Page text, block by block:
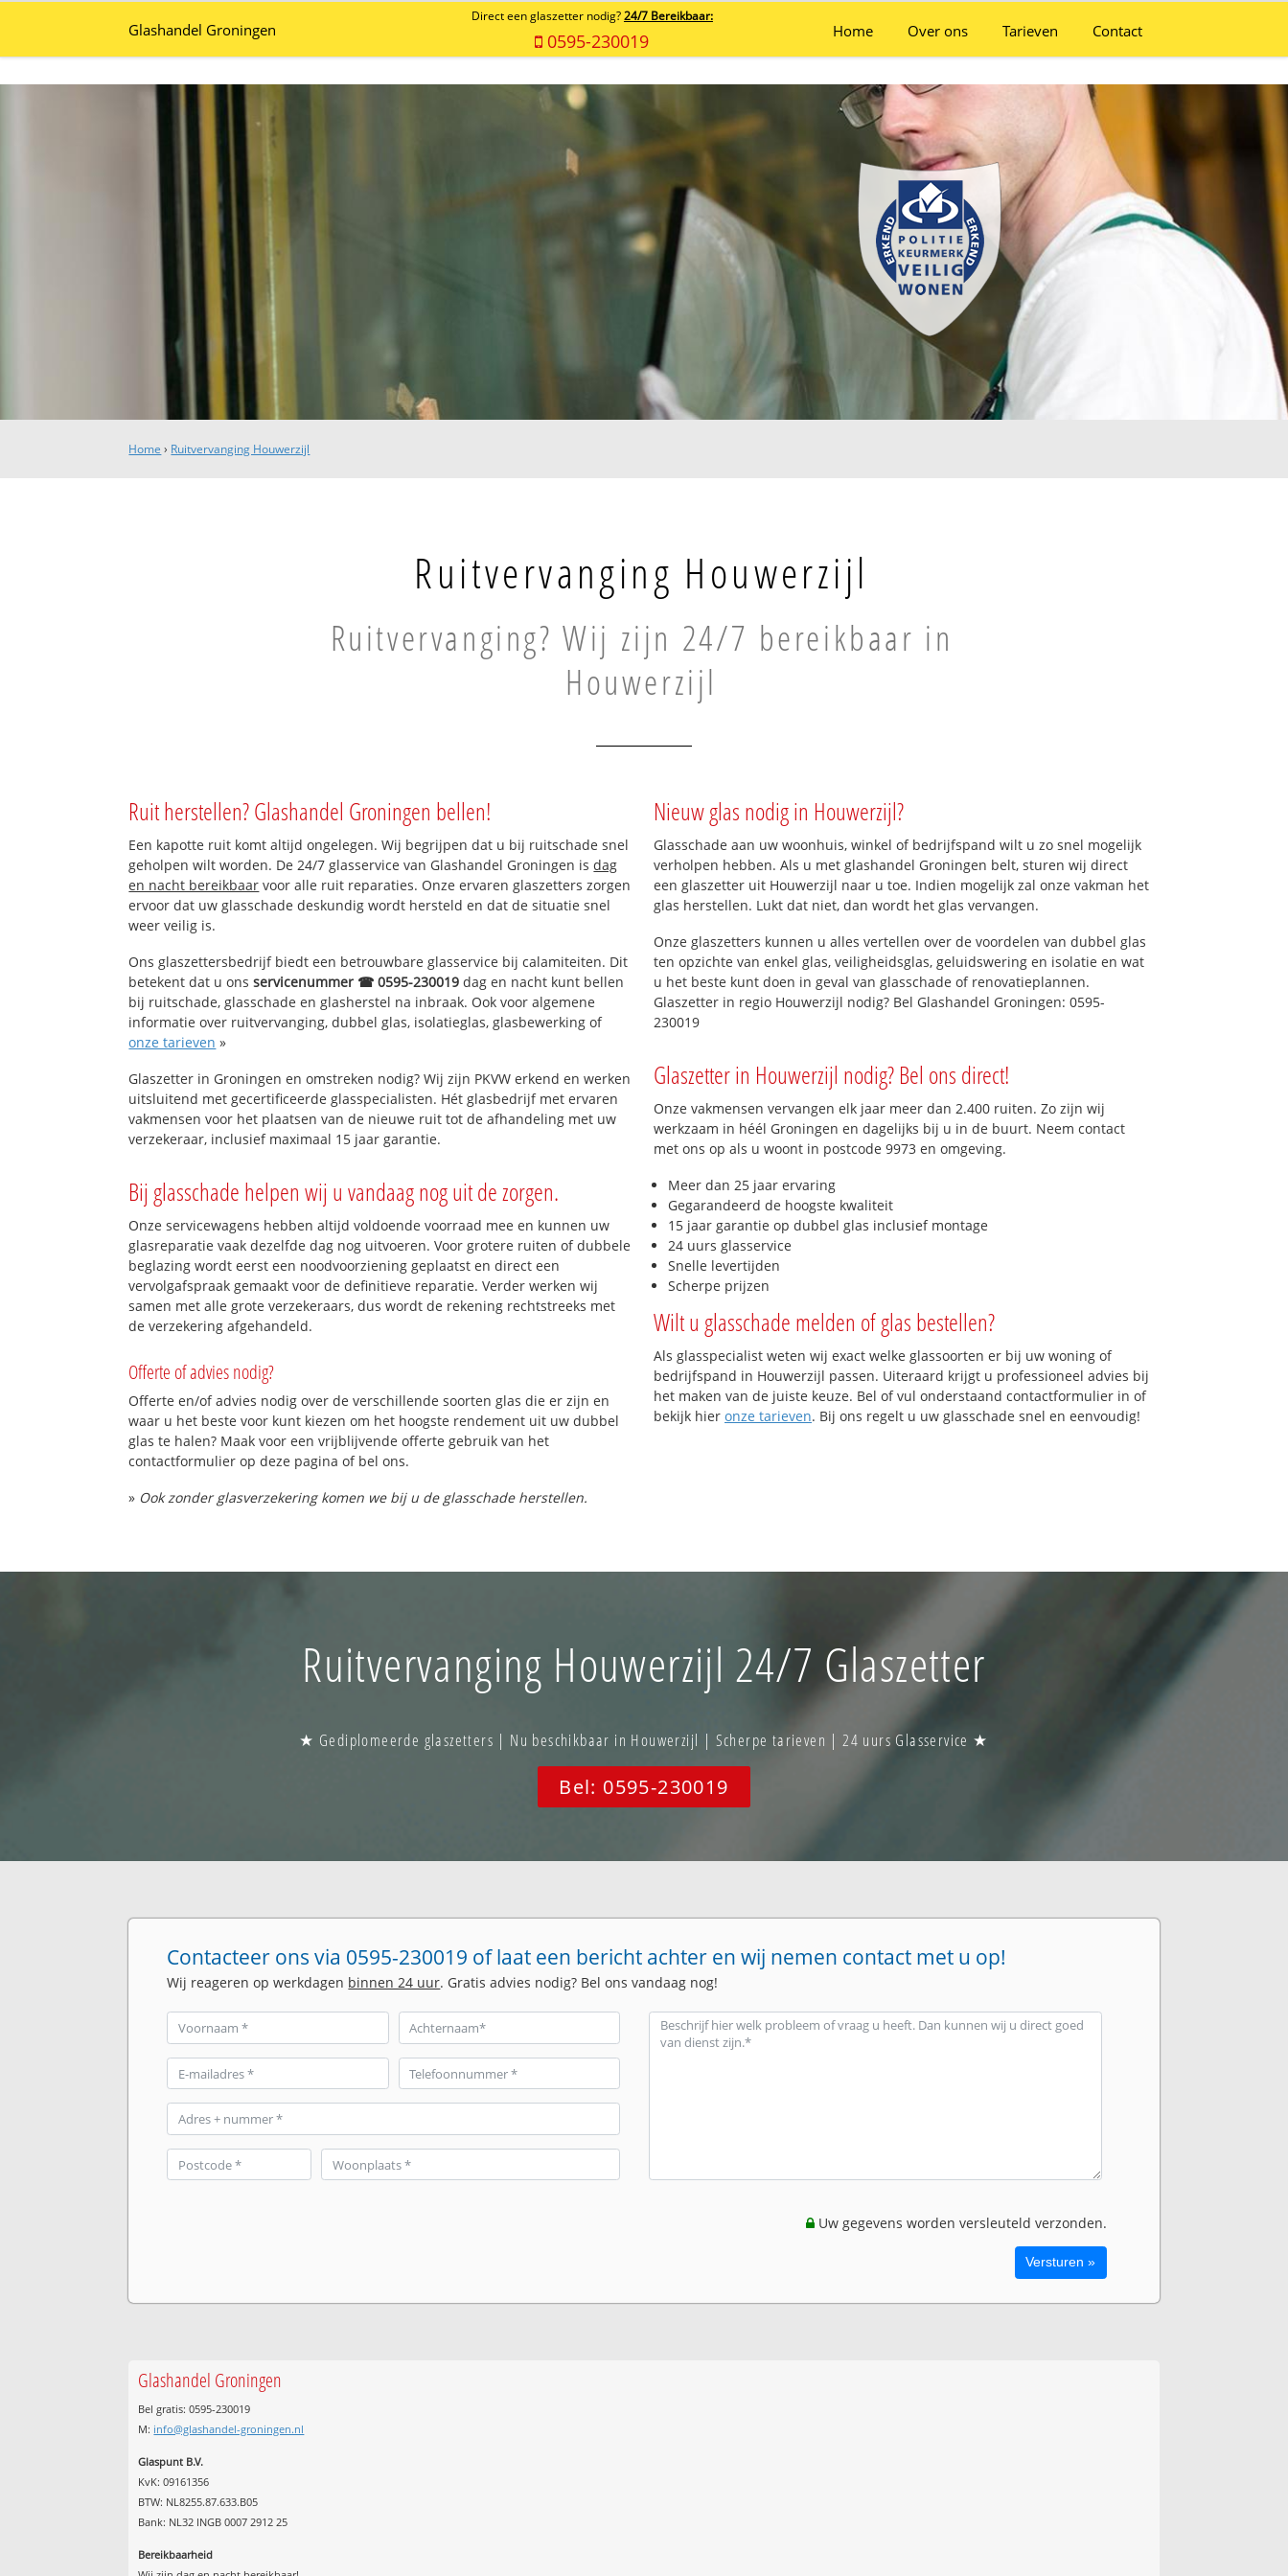
Glashandel Groningen
Direct een glaszetter nodig? 24/7 Bereikbaar:
0595-230019 Home Over ons Tarieven Contact
Home › Ruitvervanging Houwerzijl
Ruitvervanging Houwerzijl
Ruitvervanging? Wij zijn 24/7 bereikbaar in
Houwerzijl
Ruit herstellen? Glashandel Groningen bellen!
Een kapotte ruit komt altijd ongelegen. Wij begrijpen dat u bij ruitschade snel
geholpen wilt worden. De 24/7 glasservice van Glashandel Groningen isdag
en nacht bereikbaar voor alle ruit reparaties. Onze ervaren glaszetters zorgen
ervoor dat uw glasschade deskundig wordt hersteld en dat de situatie snel
weer veilig is.
Ons glaszettersbedrijf biedt een betrouwbare glasservice bij calamiteiten. Dit
betekent dat u onsservicenummer ☎ 0595-230019 dag en nacht kunt bellen
bij ruitschade, glasschade en glasherstel na inbraak. Ook voor algemene
informatie over ruitvervanging, dubbel glas, isolatieglas, glasbewerking of
onze tarieven »
Glaszetter in Groningen en omstreken nodig? Wij zijn PKVW erkend en werken
uitsluitend met gecertificeerde glasspecialisten. Hét glasbedrijf met ervaren
vakmensen voor het plaatsen van de nieuwe ruit tot de afhandeling met uw
verzekeraar, inclusief maximaal 15 jaar garantie.
Bij glasschade helpen wij u vandaag nog uit de zorgen.
Onze servicewagens hebben altijd voldoende voorraad mee en kunnen uw
glasreparatie vaak dezelfde dag nog uitvoeren. Voor grotere ruiten of dubbele
beglazing wordt eerst een noodvoorziening geplaatst en direct een
vervolgafspraak gemaakt voor de definitieve reparatie. Verder werken wij
samen met alle grote verzekeraars, dus wordt de rekening rechtstreeks met
de verzekering afgehandeld.
Offerte of advies nodig?
Offerte en/of advies nodig over de verschillende soorten glas die er zijn en
waar u het beste voor kunt kiezen om het hoogste rendement uit uw dubbel
glas te halen? Maak voor een vrijblijvende offerte gebruik van het
contactformulier op deze pagina of bel ons.
» Ook zonder glasverzekering komen we bij u de glasschade herstellen.
Nieuw glas nodig in Houwerzijl?
Glasschade aan uw woonhuis, winkel of bedrijfspand wilt u zo snel mogelijk
verholpen hebben. Als u met glashandel Groningen belt, sturen wij direct
een glaszetter uit Houwerzijl naar u toe. Indien mogelijk zal onze vakman het
glas herstellen. Lukt dat niet, dan wordt het glas vervangen.
Onze glaszetters kunnen u alles vertellen over de voordelen van dubbel glas
ten opzichte van enkel glas, veiligheidsglas, geluidswering en isolatie en wat
u het beste kunt doen in geval van glasschade of renovatieplannen.
Glaszetter in regio Houwerzijl nodig? Bel Glashandel Groningen: 0595-
230019
Glaszetter in Houwerzijl nodig? Bel ons direct!
Onze vakmensen vervangen elk jaar meer dan 2.400 ruiten. Zo zijn wij
werkzaam in héél Groningen en dagelijks bij u in de buurt. Neem contact
met ons op als u woont in postcode 9973 en omgeving.
Meer dan 25 jaar ervaring
Gegarandeerd de hoogste kwaliteit
15 jaar garantie op dubbel glas inclusief montage
24 uurs glasservice
Snelle levertijden
Scherpe prijzen
Wilt u glasschade melden of glas bestellen?
Als glasspecialist weten wij exact welke glassoorten er bij uw woning of
bedrijfspand in Houwerzijl passen. Uiteraard krijgt u professioneel advies bij
het maken van de juiste keuze. Bel of vul onderstaand contactformulier in of
bekijk hier onze tarieven. Bij ons regelt u uw glasschade snel en eenvoudig!
Ruitvervanging Houwerzijl 24/7 Glaszetter
★ Gediplomeerde glaszetters | Nu beschikbaar in Houwerzijl | Scherpe tarieven | 24 uurs Glasservice ★
Bel: 0595-230019
Contacteer ons via 0595-230019 of laat een bericht achter en wij nemen contact met u op!
Wij reageren op werkdagen binnen 24 uur. Gratis advies nodig? Bel ons vandaag nog!
Uw gegevens worden versleuteld verzonden.
Glashandel Groningen
Bel gratis: 0595-230019
M: info@glashandel-groningen.nl
Glaspunt B.V.
KvK: 09161356
BTW: NL8255.87.633.B05
Bank: NL32 INGB 0007 2912 25
Bereikbaarheid